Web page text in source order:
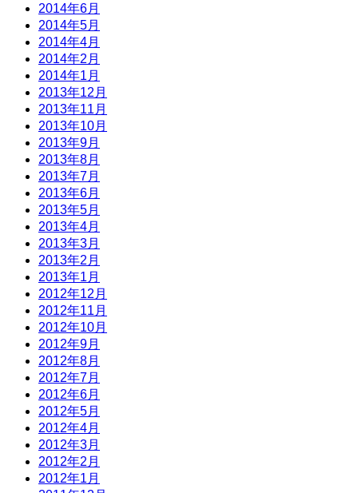
2014年6月
2014年5月
2014年4月
2014年2月
2014年1月
2013年12月
2013年11月
2013年10月
2013年9月
2013年8月
2013年7月
2013年6月
2013年5月
2013年4月
2013年3月
2013年2月
2013年1月
2012年12月
2012年11月
2012年10月
2012年9月
2012年8月
2012年7月
2012年6月
2012年5月
2012年4月
2012年3月
2012年2月
2012年1月